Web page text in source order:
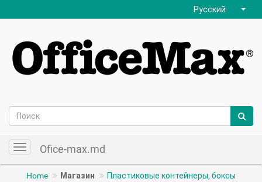
Русский
ToggleOfice-max.md
Home Магазин Пластиковые контейнеры, боксы